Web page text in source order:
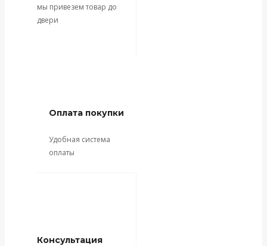
мы привезем товар до
двери
Оплата покупки
Удобная система
оплаты
Консультация